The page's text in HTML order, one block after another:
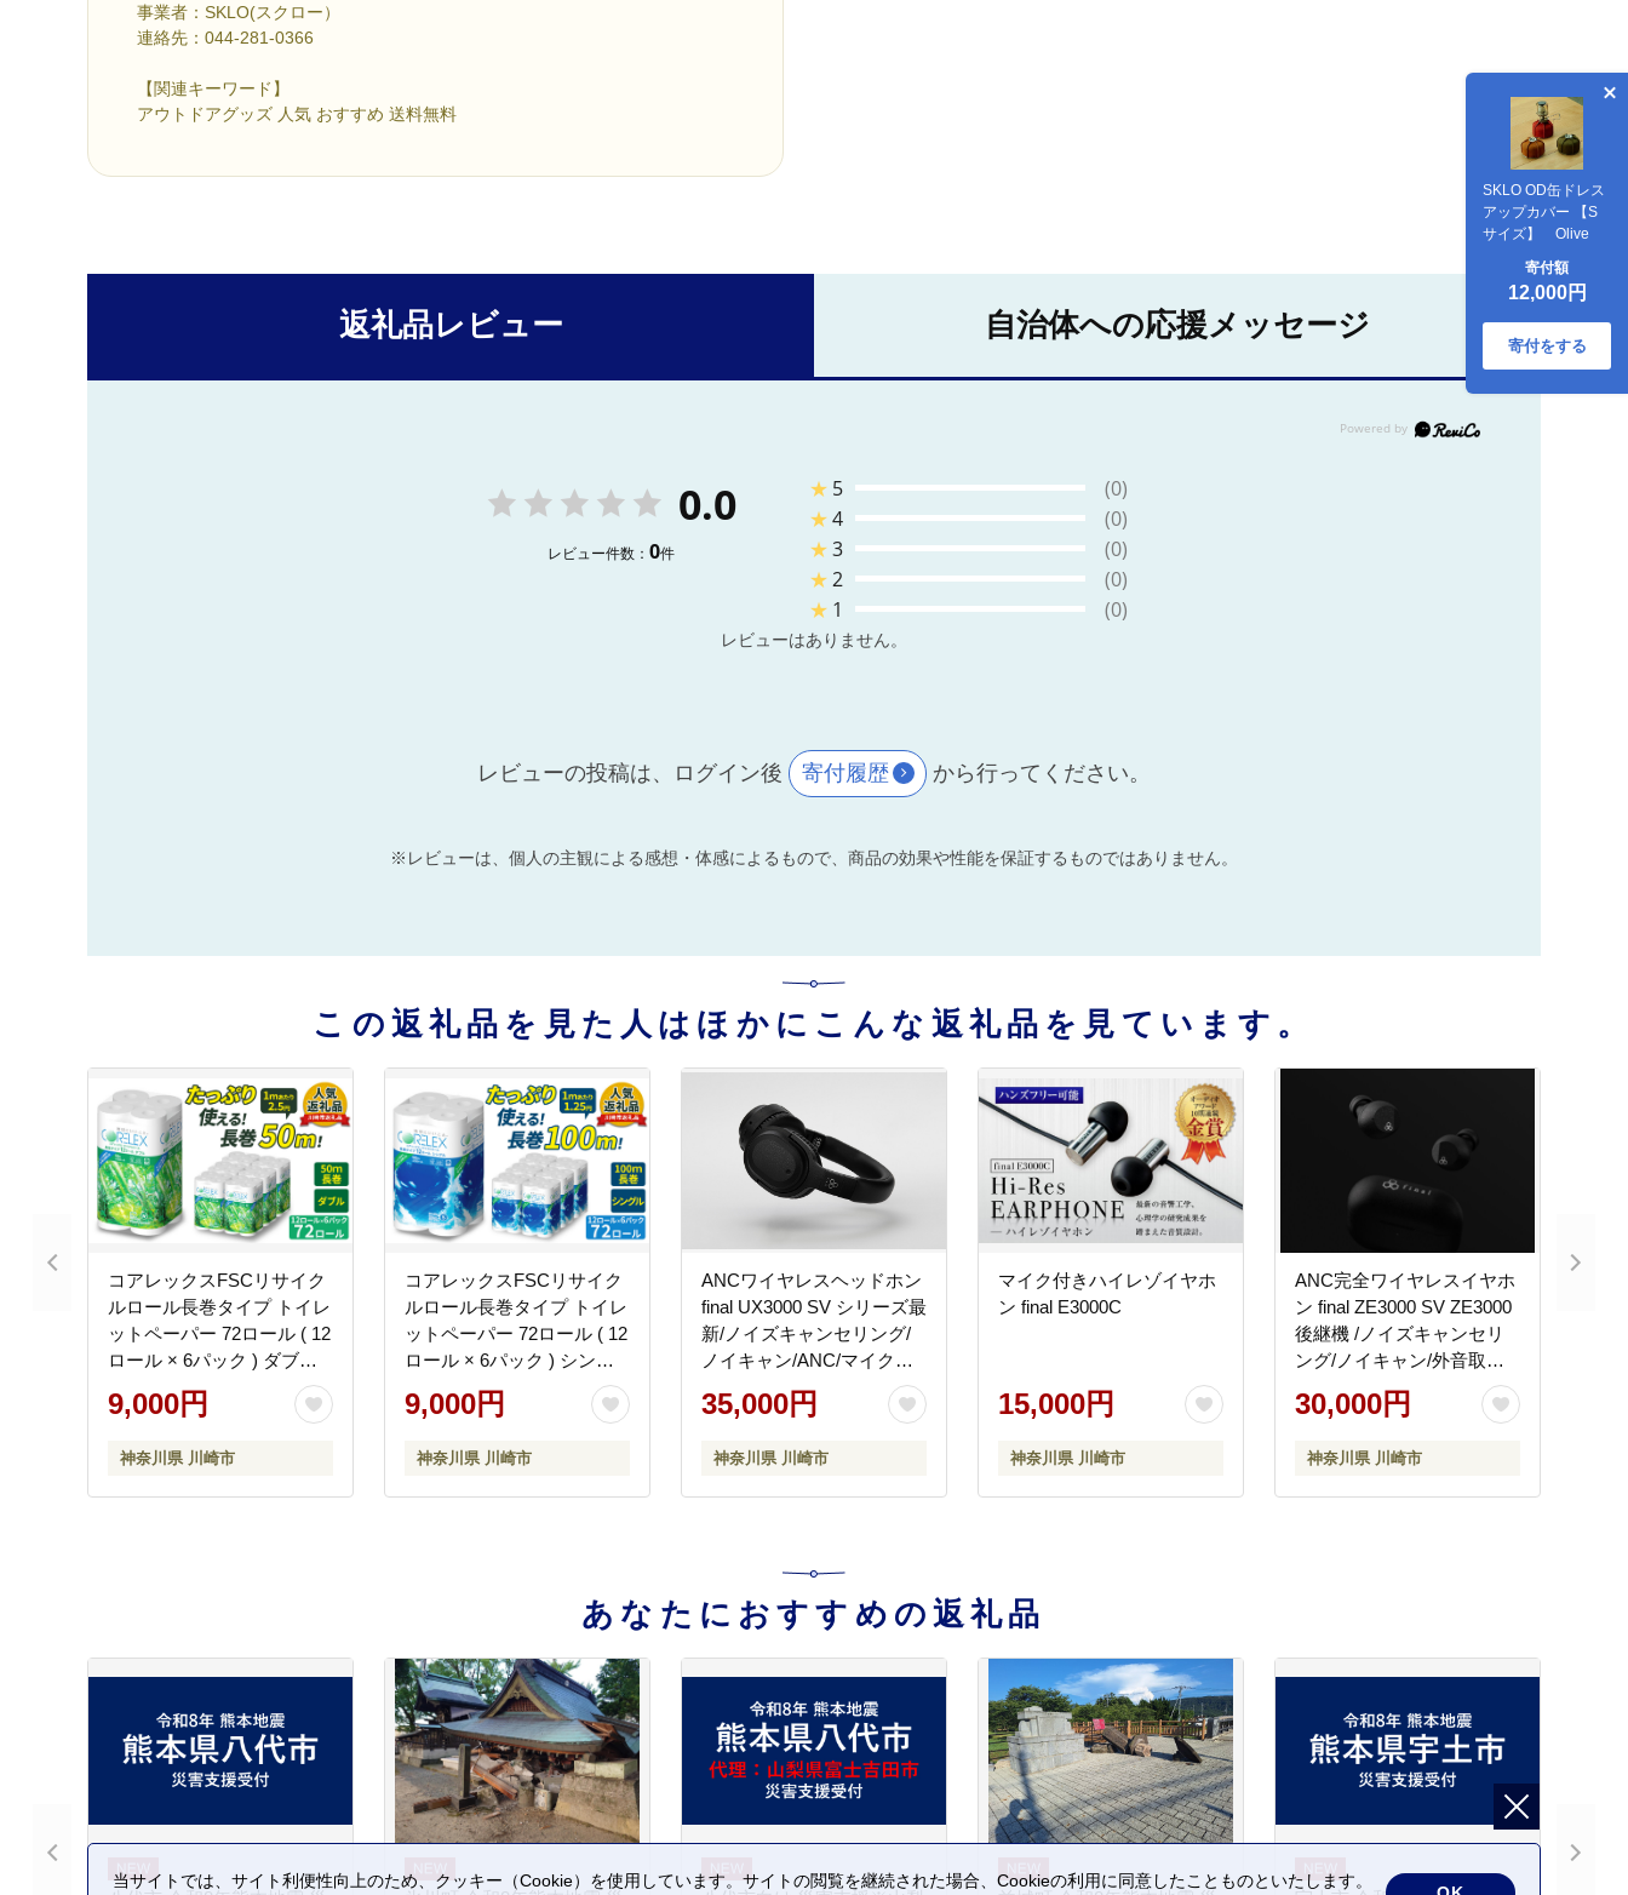
事業者：SKLO(スクロー）
連絡先：044-281-0366
【関連キーワード】
アウトドアグッズ 人気 おすすめ 送料無料
SKLO OD缶ドレス
アップカバー 【S
サイズ】 Olive
寄付額
12,000円
寄付をする
返礼品レビュー 自治体への応援メッセージ
0.0
レビュー件数： 0件
★ 5
(0)
★4
(0)
★3
(0)
★2
(0)
★ 1 (0)
レビューはありません。
レビューの投稿は、ログイン後 寄付履歴 から行ってください。
※レビューは、個人の主観による感想・体感によるもので、商品の効果や性能を保証するものではありません。
この返礼品を見た人はほかにこんな返礼品を見ています。
コアレックスFSCリサイク
ルロール長巻タイプ トイレ
ットペーパー 72ロール ( 12
ロール × 6パック ) ダブル
9,000円
神奈川県 川崎市
コアレックスFSCリサイク
ルロール長巻タイプ トイレ
ットペーパー 72ロール ( 12
ロール × 6パック ) シング
9,000円
神奈川県 川崎市
ANCワイヤレスヘッドホン
final UX3000 SV シリーズ最
新/ノイズキャンセリング/
ノイキャン/ANC/マイク付
35,000円
神奈川県 川崎市
マイク付きハイレゾイヤホ
ン final E3000C
15,000円
神奈川県 川崎市
ANC完全ワイヤレスイヤホ
ン final ZE3000 SV ZE3000
後継機 /ノイズキャンセリ
ング/ノイキャン/外音取り
込み/マイク付き
30,000円
神奈川県 川崎市
あなたにおすすめの返礼品
当サイトでは、サイト利便性向上のため、クッキー（Cookie）を使用しています。サイトの閲覧を継続された場合、Cookieの利用に同意したことものといたします。